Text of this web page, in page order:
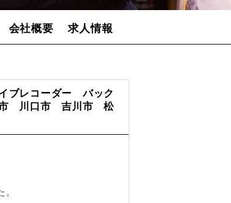
会社概要 求人情報
レコーダー バック
川口市 吉川市 松